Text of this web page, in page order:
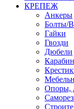
КРЕПЕЖ
Анкеры
Болты/
Гайки
Гвозди
Дюбели
Опоры,